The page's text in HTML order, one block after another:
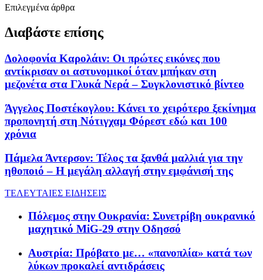
Επιλεγμένα άρθρα
Διαβάστε επίσης
Δολοφονία Καρολάιν: Οι πρώτες εικόνες που
αντίκρισαν οι αστυνομικοί όταν μπήκαν στη
μεζονέτα στα Γλυκά Νερά – Συγκλονιστικό βίντεο
Άγγελος Ποστέκογλου: Κάνει το χειρότερο ξεκίνημα
προπονητή στη Νότιγχαμ Φόρεστ εδώ και 100
χρόνια
Πάμελα Άντερσον: Τέλος τα ξανθά μαλλιά για την
ηθοποιό – Η μεγάλη αλλαγή στην εμφάνισή της
ΤΕΛΕΥΤΑΙΕΣ ΕΙΔΗΣΕΙΣ
Πόλεμος στην Ουκρανία: Συνετρίβη ουκρανικό
μαχητικό MiG-29 στην Οδησσό
Αυστρία: Πρόβατο με… «πανοπλία» κατά των
λύκων προκαλεί αντιδράσεις